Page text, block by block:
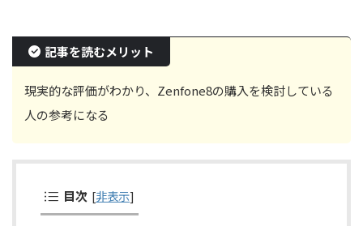
記事を読むメリット
現実的な評価がわかり、Zenfone8の購入を検討している
人の参考になる
目次 [非表示]